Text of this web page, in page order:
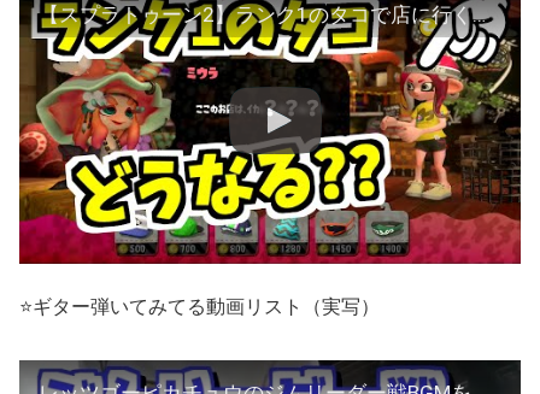
【スプラトゥーン2】ランク1のタコで店に行くと何て言われるのか調べてみた！
⭐ギター弾いてみてる動画リスト（実写）